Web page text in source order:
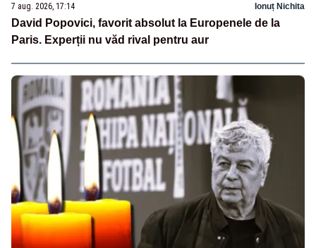
7 aug. 2026, 17:14 Ionuț Nichita
David Popovici, favorit absolut la Europenele de la
Paris. Experții nu văd rival pentru aur